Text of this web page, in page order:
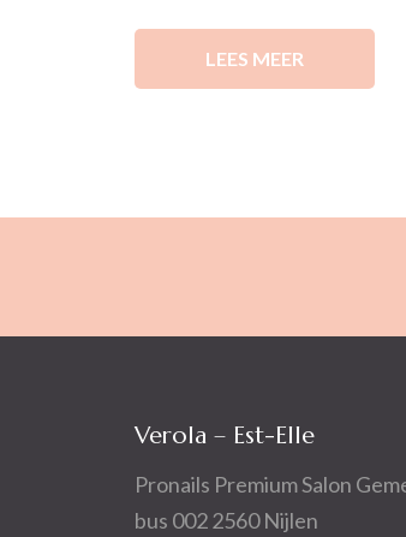
LEES MEER
Verola – Est-Elle
Pronails Premium Salon
bus 002 2560 Nijlen